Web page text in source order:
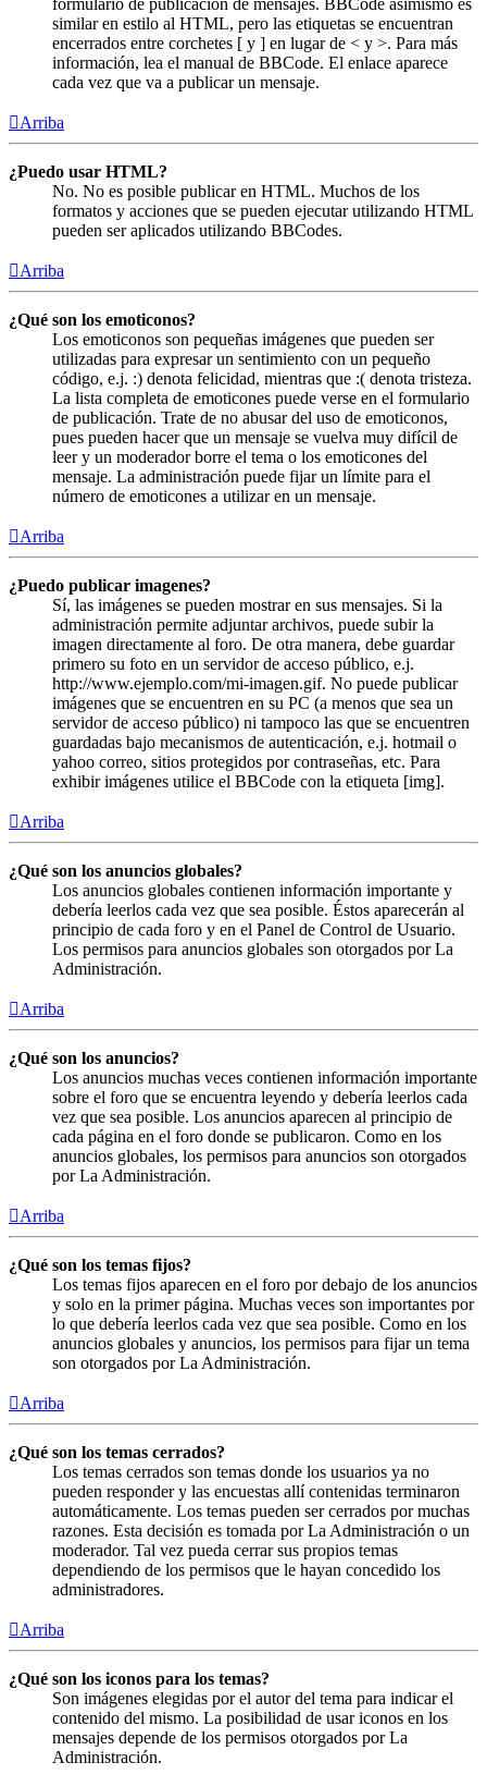
similar en estilo al HTML, pero las etiquetas se encuentran
encerrados entre corchetes [ y ] en lugar de < y >. Para más
información, lea el manual de BBCode. El enlace aparece
cada vez que va a publicar un mensaje.
Arriba
¿Puedo usar HTML?
No. No es posible publicar en HTML. Muchos de los
formatos y acciones que se pueden ejecutar utilizando HTML
pueden ser aplicados utilizando BBCodes.
Arriba
¿Qué son los emoticonos?
Los emoticonos son pequeñas imágenes que pueden ser
utilizadas para expresar un sentimiento con un pequeño
código, e.j. :) denota felicidad, mientras que :( denota tristeza.
La lista completa de emoticones puede verse en el formulario
de publicación. Trate de no abusar del uso de emoticonos,
pues pueden hacer que un mensaje se vuelva muy difícil de
leer y un moderador borre el tema o los emoticones del
mensaje. La administración puede fijar un límite para el
número de emoticones a utilizar en un mensaje.
Arriba
¿Puedo publicar imagenes?
Sí, las imágenes se pueden mostrar en sus mensajes. Si la
administración permite adjuntar archivos, puede subir la
imagen directamente al foro. De otra manera, debe guardar
primero su foto en un servidor de acceso público, e.j.
http://www.ejemplo.com/mi-imagen.gif. No puede publicar
imágenes que se encuentren en su PC (a menos que sea un
servidor de acceso público) ni tampoco las que se encuentren
guardadas bajo mecanismos de autenticación, e.j. hotmail o
yahoo correo, sitios protegidos por contraseñas, etc. Para
exhibir imágenes utilice el BBCode con la etiqueta [img].
Arriba
¿Qué son los anuncios globales?
Los anuncios globales contienen información importante y
debería leerlos cada vez que sea posible. Éstos aparecerán al
principio de cada foro y en el Panel de Control de Usuario.
Los permisos para anuncios globales son otorgados por La
Administración.
Arriba
¿Qué son los anuncios?
Los anuncios muchas veces contienen información importante
sobre el foro que se encuentra leyendo y debería leerlos cada
vez que sea posible. Los anuncios aparecen al principio de
cada página en el foro donde se publicaron. Como en los
anuncios globales, los permisos para anuncios son otorgados
por La Administración.
Arriba
¿Qué son los temas fijos?
Los temas fijos aparecen en el foro por debajo de los anuncios
y solo en la primer página. Muchas veces son importantes por
lo que debería leerlos cada vez que sea posible. Como en los
anuncios globales y anuncios, los permisos para fijar un tema
son otorgados por La Administración.
Arriba
¿Qué son los temas cerrados?
Los temas cerrados son temas donde los usuarios ya no
pueden responder y las encuestas allí contenidas terminaron
automáticamente. Los temas pueden ser cerrados por muchas
razones. Esta decisión es tomada por La Administración o un
moderador. Tal vez pueda cerrar sus propios temas
dependiendo de los permisos que le hayan concedido los
administradores.
Arriba
¿Qué son los iconos para los temas?
Son imágenes elegidas por el autor del tema para indicar el
contenido del mismo. La posibilidad de usar iconos en los
mensajes depende de los permisos otorgados por La
Administración.